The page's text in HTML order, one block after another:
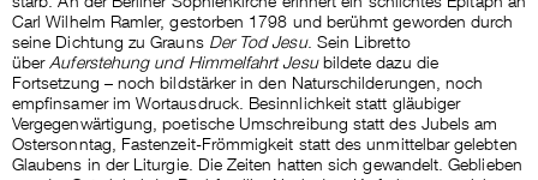
Carl Wilhelm Ramler, gestorben 1798 und berühmt geworden durch
seine Dichtung zu GraunsDer Tod Jesu. Sein Libretto
überAuferstehung und Himmelfahrt Jesubildete dazu die
Fortsetzung – noch bildstärker in den Naturschilderungen, noch
empfinsamer im Wortausdruck. Besinnlichkeit statt gläubiger
Vergegenwärtigung, poetische Umschreibung statt des Jubels am
Ostersonntag, Fastenzeit-Frömmigkeit statt des unmittelbar gelebten
Glaubens in der Liturgie. Die Zeiten hatten sich gewandelt. Geblieben